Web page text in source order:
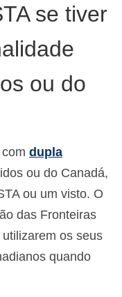
se tiver
ou do
dupla
ou do Canadá,
ou um visto. O
das Fronteiras
os seus
quando